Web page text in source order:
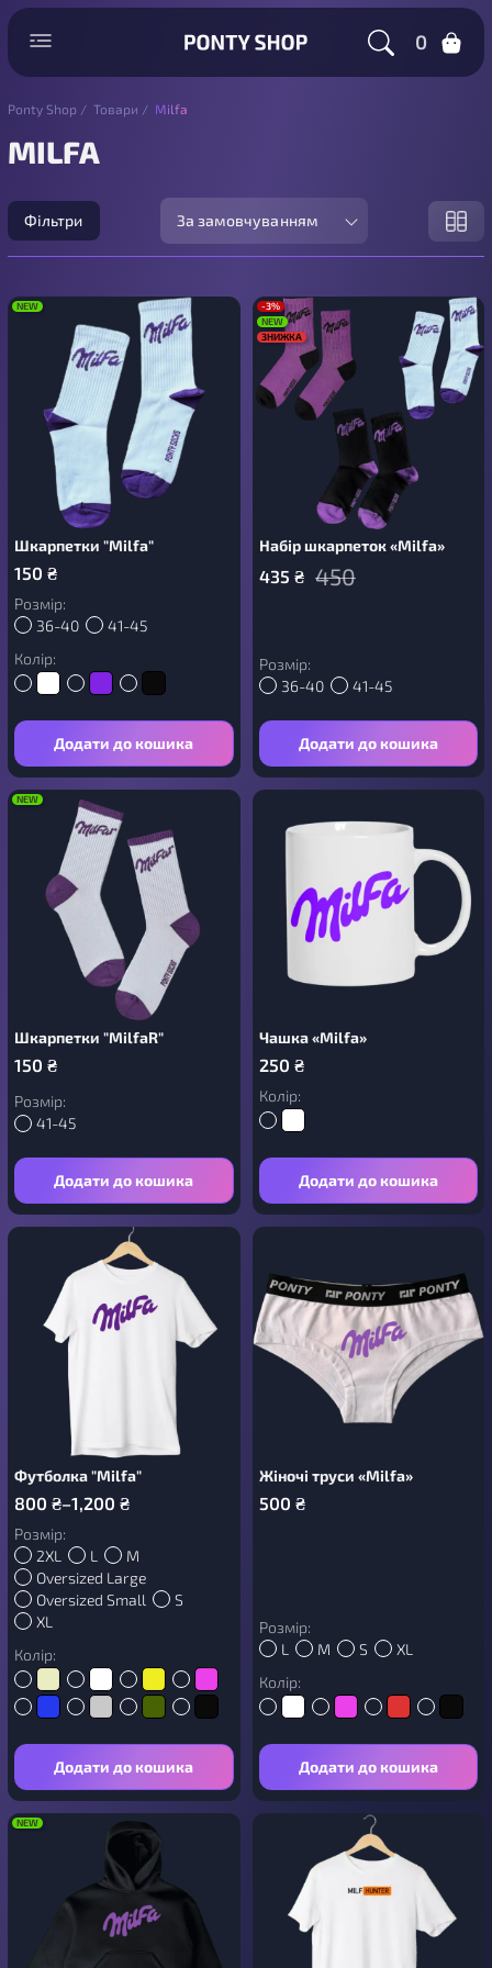
0
Ponty Shop / Товари / Milfa
MILFA
За замовчуванням
Фільтри
NEW
Шкарпетки "Milfa"
150 ₴
Розмір:
36-40
41-45
Колір:
Додати до кошика
-3%
NEW
ЗНИЖКА
Набір шкарпеток «Milfa»
450
435 ₴
Розмір:
36-40
41-45
Додати до кошика
NEW
Шкарпетки "MilfaR"
150 ₴
Розмір:
41-45
Додати до кошика
Чашка «Milfa»
250 ₴
Колір:
Додати до кошика
Футболка "Milfa"
800 ₴–1,200 ₴
Розмір:
2XL
L
M
Oversized Large
Oversized Small
S
XL
Колір:
Додати до кошика
Жіночі труси «Milfa»
500 ₴
Розмір:
L
M S
XL
Колір:
Додати до кошика
NEW